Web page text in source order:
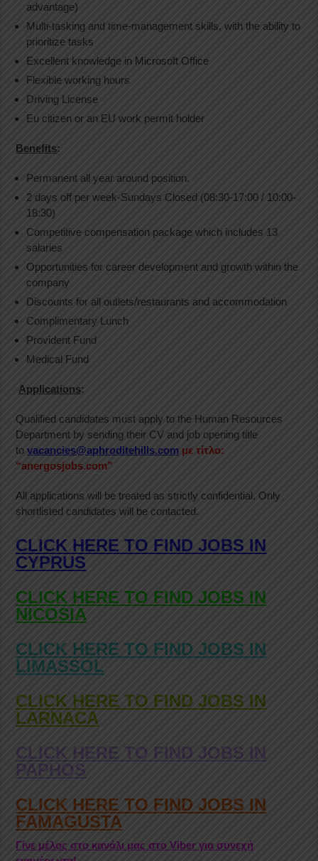
advantage)
Multi-tasking and time-management skills, with the ability to
prioritize tasks
Excellent knowledge in Microsoft Office
Flexible working hours
Driving License
Eu citizen or an EU work permit holder
Benefits:
Permanent all year around position.
2 days off per week-Sundays Closed (08:30-17:00 / 10:00-
18:30)
Competitive compensation package which includes 13
salaries
Opportunities for career development and growth within the
company
Discounts for all outlets/restaurants and accommodation
Complimentary Lunch
Provident Fund
Medical Fund
Applications:
Qualified candidates must apply to the Human Resources
Department by sending their CV and job opening title
tovacancies@aphroditehills.com με τίτλο:
“anergosjobs.com”
All applications will be treated as strictly confidential. Only
shortlisted candidates will be contacted.
CLICK HERE TO FIND JOBS IN
CYPRUS
CLICK HERE TO FIND JOBS IN
NICOSIA
CLICK HERE TO FIND JOBS IN
LIMASSOL
CLICK HERE TO FIND JOBS IN
LARNACA
CLICK HERE TO FIND JOBS IN
PAPHOS
CLICK HERE TO FIND JOBS IN
FAMAGUSTA
Γίνε μέλος στο κανάλι μας στο Viber για συνεχή